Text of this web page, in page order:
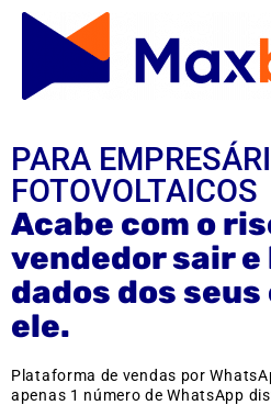
PARA
FOTOVOLTAICOS
Acabe com o
vendedor sair e
dados dos
ele.
Plataforma de vendas por
apenas 1 número de WhatsApp